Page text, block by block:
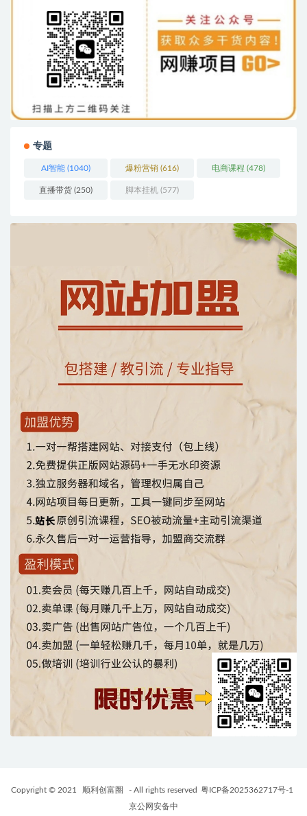
专题
AI智能 (1040) 爆粉营销 (616) 电商课程 (478)
直播带货 (250) 脚本挂机 (577)
Copyright © 2021 顺利创富圈 - All rights reserved 粤ICP备2025362717号-1
京公网安备中